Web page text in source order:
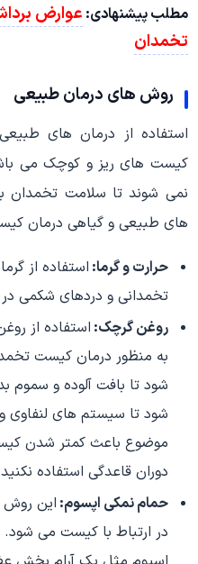
مطلب پیشنهادی: عوارض
تخمدان
روش های درمان طبیعی
استفاده از درمان های
کیست های ریز و کوچک می
نمی شوند تا سلامت تخمدان
های طبیعی و گیاهی درمان
حرارت و گرما: استفاده از
تخمدانی و دردهای شکمی
روغن گرچک: استفاده از
به منظور درمان کیست
شود تا بافت آلوده و
شود تا سیستم های
موضوع باعث کمتر شدن
دوران قاعدگی استفاده
حمام نمکی اپسوم: این روش
در ارتباط با کیست می شود.